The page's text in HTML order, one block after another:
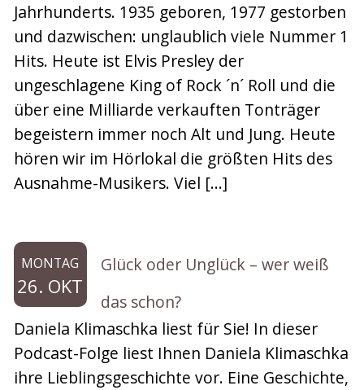
Kontakt
Jahrhunderts. 1935 geboren, 1977 gestorben
und dazwischen: unglaublich viele Nummer 1
Hits. Heute ist Elvis Presley der
ungeschlagene King of Rock ´n´ Roll und die
über eine Milliarde verkauften Tonträger
begeistern immer noch Alt und Jung. Heute
hören wir im Hörlokal die größten Hits des
Ausnahme-Musikers. Viel […]
MONTAG
26. OKT
Glück oder Unglück – wer weiß
das schon?
Daniela Klimaschka liest für Sie! In dieser
Podcast-Folge liest Ihnen Daniela Klimaschka
ihre Lieblingsgeschichte vor. Eine Geschichte,